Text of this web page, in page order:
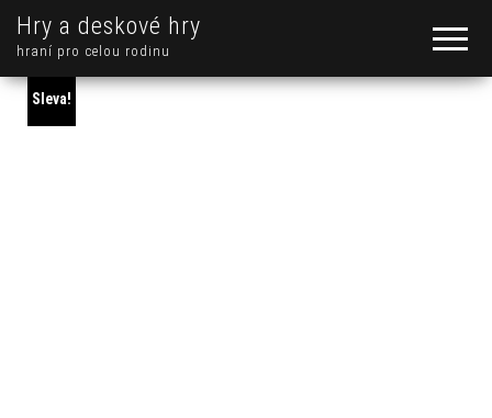
Hry a deskové hry
hraní pro celou rodinu
Sleva!